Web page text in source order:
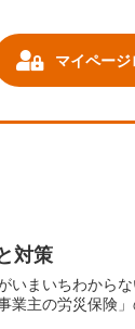
マイペー
対策